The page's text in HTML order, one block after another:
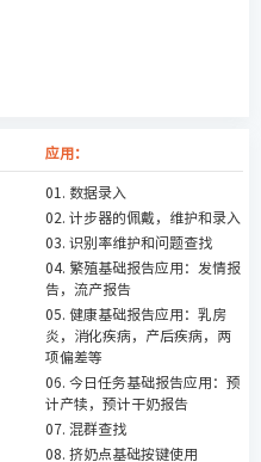
应用：
01. 数据录入
02. 计步器的佩戴，维护和录入
03. 识别率维护和问题查找
04. 繁殖基础报告应用：发情报
告，流产报告
05. 健康基础报告应用：乳房
炎，消化疾病，产后疾病，两
项偏差等
06. 今日任务基础报告应用：预
计产犊，预计干奶报告
07. 混群查找
08. 挤奶点基础按键使用